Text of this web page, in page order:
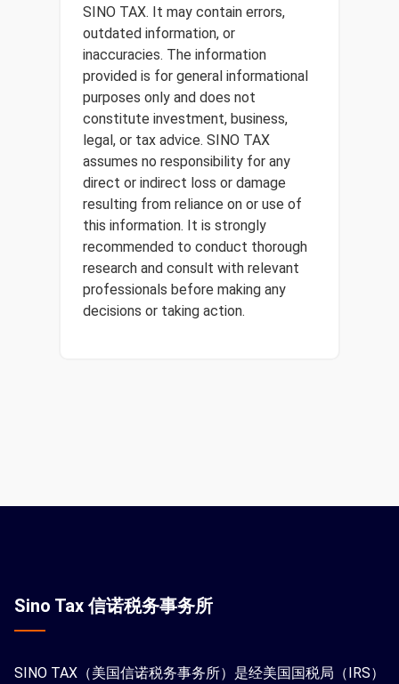
SINO TAX. It may contain errors,
outdated information, or
inaccuracies. The information
provided is for general informational
purposes only and does not
constitute investment, business,
legal, or tax advice. SINO TAX
assumes no responsibility for any
direct or indirect loss or damage
resulting from reliance on or use of
this information. It is strongly
recommended to conduct thorough
research and consult with relevant
professionals before making any
decisions or taking action.
Sino Tax 信诺税务事务所
SINO TAX（美国信诺税务事务所）是经美国国税局（IRS）